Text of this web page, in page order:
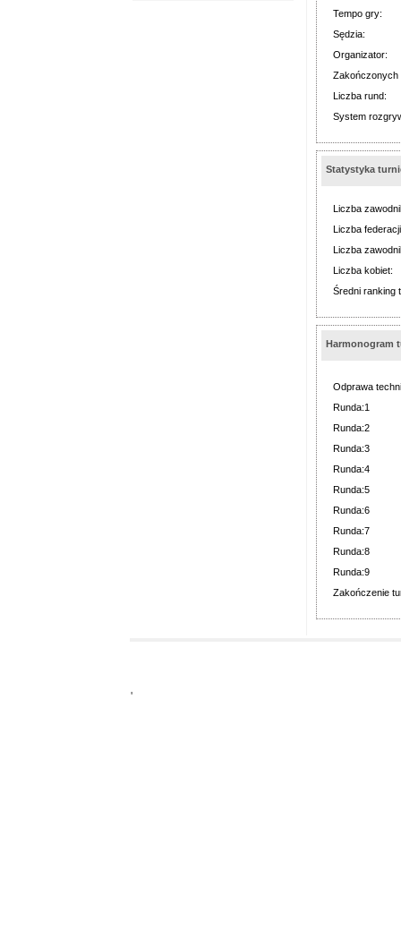
Tempo gry:
Sędzia:
Organizator:
Zakończonych
Liczba rund:
System
Statystyka
Liczba
Liczba
Liczba
Liczba kobiet:
Średni ranking
Harmonogram
Odprawa
Runda:1
Runda:2
Runda:3
Runda:4
Runda:5
Runda:6
Runda:7
Runda:8
Runda:9
Zakończenie
'